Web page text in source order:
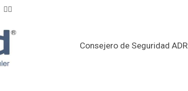
👈🏼
Consejero de Seguridad ADR